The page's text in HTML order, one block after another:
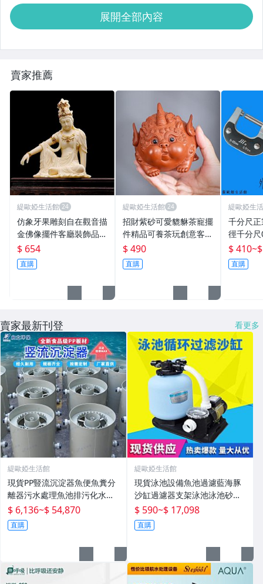
展開全部內容
賣家推薦
緹歐婭生活館
仿象牙果雕刻自在觀音描
金佛像擺件客廳裝飾品擺
設工藝品
$ 654
直購
緹歐婭生活館
招財紫砂可愛貔貅茶寵擺
件精品可養茶玩創意客廳
茶桌茶臺裝飾擺設
$ 490
直購
緹歐婭生
千分尺
徑千分
MM50-
度千分
$ 410~
直購
賣家最新刊登 看更多
緹歐婭生活館
現貨PP豎流沉淀器魚便魚糞分
離器污水處理魚池排污化水產
殖設備
$ 6,136~$ 54,870
直購
緹歐婭生活館
現貨泳池設備魚池過濾藍海豚
沙缸過濾器支架泳池泳池砂缸
水泵機組
$ 590~$ 17,098
直購